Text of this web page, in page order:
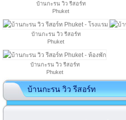
บ้านกะรน วิว รีสอร์ท
Phuket
บ้านกะรน วิว รีสอร์ท
Phuket
บ้านกะรน วิว รีสอร์ท
Phuket
บ้านกะรน วิว รีสอร์ท